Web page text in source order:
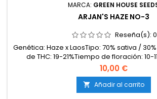
MARCA: GREEN HOUSE
ARJAN'S HAZE NO-3
Reseña(s): 0
Genética: Haze x LaosTipo: 70% sativa /
de THC: 19-21%Tiempo de floración: 10-
interiorProducción en interior: 600-700 g/
exterior: 700-1000 g/plantaAltura: 80-100
180 cm en exteriorAromas y sabores:
especiados, con notas cítricas,
10,00 €
 Añadir al carrito